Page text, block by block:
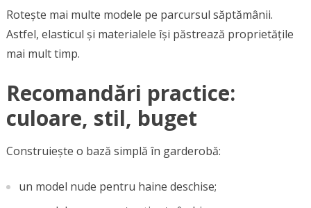
Rotește mai multe modele pe parcursul săptămânii.
Astfel, elasticul și materialele își păstrează proprietățile
mai mult timp.
Recomandări practice:
culoare, stil, buget
Construiește o bază simplă în garderobă:
un model nude pentru haine deschise;